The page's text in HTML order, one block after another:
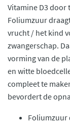
Vitamine D3 door
Foliumzuur
vrucht / het kind
zwangerschap.
vorming van de
en witte
compleet te
bevordert de
Foliumzuur